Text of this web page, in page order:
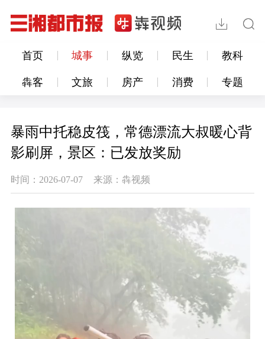
首页 城事 纵览 民生 教科
犇客 文旅 房产 消费 专题
暴雨中托稳皮筏，常德漂流大叔暖心背
影刷屏，景区：已发放奖励
时间：2026-07-07 来源：犇视频